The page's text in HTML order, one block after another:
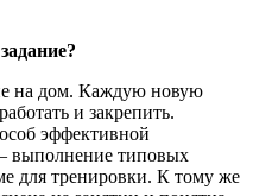
на дом. Каждую новую
и закрепить.
эффективной
выполнение типовых
для тренировки. К тому же